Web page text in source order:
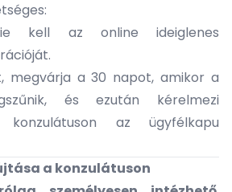
kell az online ideiglenes
megvárja a 30 napot, amikor a
és ezután kérelmezi
az ügyfélkapu
a konzulátuson